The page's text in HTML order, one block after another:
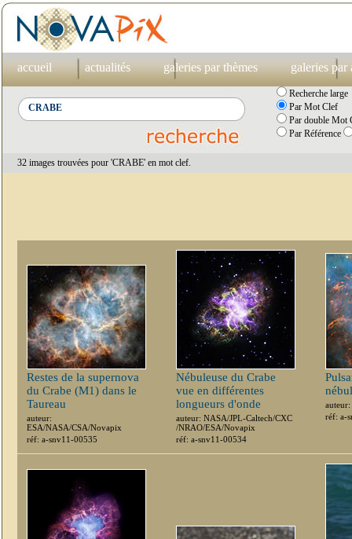
accueil actualités galeries par thèmes galeries par
Recherche large
Par Mot Clef
Par double Mot
Par Référence
32 images trouvées pour 'CRABE' en mot clef.
Restes de la supernova
du Crabe (M1) dans le
Taureau
auteur:
ESA/NASA/CSA/Novapix
réf: a-snv11-00535
Nébuleuse du Crabe
vue en différentes
longueurs d'onde
auteur: NASA/JPL-Caltech/CXC
/NRAO/ESA/Novapix
réf: a-snv11-00534
réf: a-